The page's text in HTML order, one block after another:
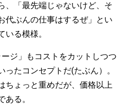
、「最先端じゃないけど、そ
代ぶんの仕事はするぜ」とい
いる模様。
ージ」もコストをカットしつつ
ったコンセプトだ(たぶん）。
ちょっと重めだが、価格以上
る。